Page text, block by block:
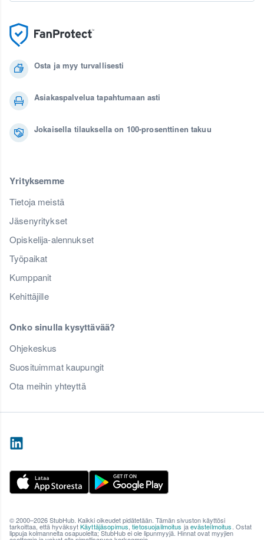
Osta ja myy turvallisesti
Asiakaspalvelua tapahtumaan asti
Jokaisella tilauksella on 100-prosenttinen takuu
Yrityksemme
Tietoja meistä
Jäsenyritykset
Opiskelija-alennukset
Työpaikat
Kumppanit
Kehittäjille
Onko sinulla kysyttävää?
Ohjekeskus
Suosituimmat kaupungit
Ota meihin yhteyttä
© 2000–2026 StubHub. Kaikki oikeudet pidätetään. Tämän sivuston käyttösi
tarkoittaa, että hyväksytKäyttäjäsopimus ,tietosuojailmoitus jaevästeilmoitus . Ostat
lippuja kolmannelta osapuolelta; StubHub ei ole lipunmyyjä. Hinnat ovat myyjien